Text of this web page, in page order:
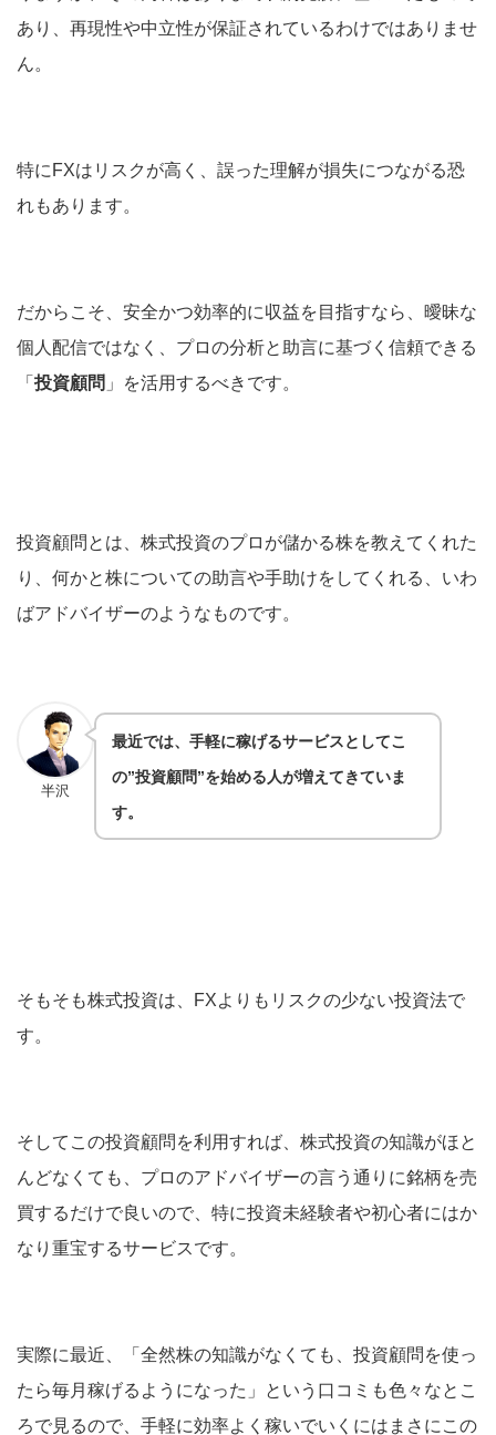
あり、再現性や中立性が保証されているわけではありませ
ん。
特にFXはリスクが高く、誤った理解が損失につながる恐
れもあります。
だからこそ、安全かつ効率的に収益を目指すなら、曖昧な
個人配信ではなく、プロの分析と助言に基づく信頼できる
「 投資顧問 」を活用するべきです。
投資顧問とは、株式投資のプロが儲かる株を教えてくれた
り、何かと株についての助言や手助けをしてくれる、いわ
ばアドバイザーのようなものです。
半沢
最近では、手軽に稼げるサービス としてこ
の”投資顧問”を始める人が増えてきていま
す。
そもそも株式投資は、FXよりもリスクの少ない投資法で
す。
そしてこの投資顧問を利用すれば、株式投資の知識がほと
んどなくても、プロのアドバイザーの言う通りに銘柄を売
買するだけで良いので、特に投資未経験者や初心者にはか
なり重宝するサービスです。
実際に最近、「全然株の知識がなくても、投資顧問を使っ
たら毎月稼げるようになった」という口コミも色々なとこ
ろで見るので、手軽に効率よく稼いでいくにはまさにこの